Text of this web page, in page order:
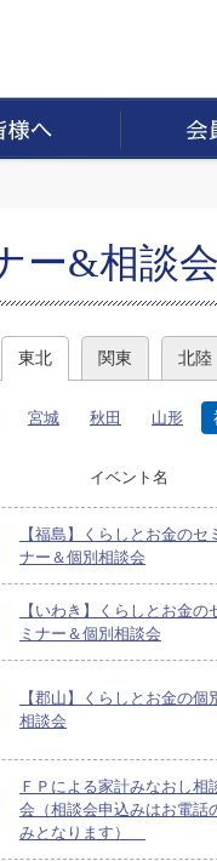
ー&相談
東北 関東 北陸
宮城 秋田 山形
イベント名
【福島】くらしとお金のセ
ナー＆個別相談会
【いわき】くらしとお金の
ミナー＆個別相談会
【郡山】くらしとお金の個
相談会
ＦＰによる家計みなおし相
会（相談会申込みはお電話
みとなります）